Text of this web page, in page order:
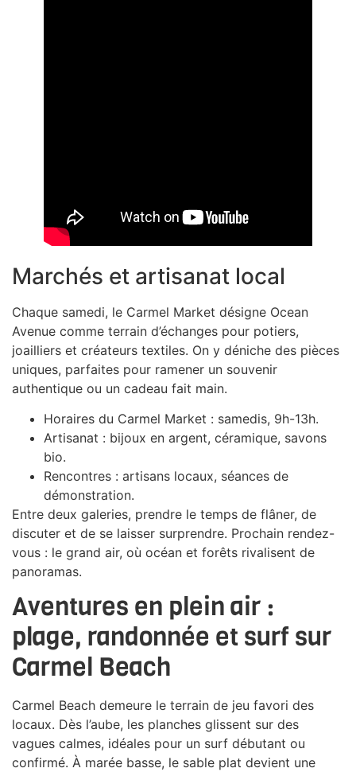
Marchés et artisanat local
Chaque samedi, le Carmel Market désigne Ocean
Avenue comme terrain d’échanges pour potiers,
joailliers et créateurs textiles. On y déniche des pièces
uniques, parfaites pour ramener un souvenir
authentique ou un cadeau fait main.
Horaires du Carmel Market : samedis, 9h-13h.
Artisanat : bijoux en argent, céramique, savons
bio.
Rencontres : artisans locaux, séances de
démonstration.
Entre deux galeries, prendre le temps de flâner, de
discuter et de se laisser surprendre. Prochain rendez-
vous : le grand air, où océan et forêts rivalisent de
panoramas.
Aventures en plein air :
plage, randonnée et surf sur
Carmel Beach
Carmel Beach demeure le terrain de jeu favori des
locaux. Dès l’aube, les planches glissent sur des
vagues calmes, idéales pour un surf débutant ou
confirmé. À marée basse, le sable plat devient une